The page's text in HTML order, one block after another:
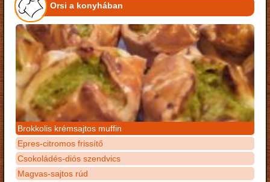
Orsi a konyhában
Brokkolis krémsajtos muffin
Epres-citromos frissítő
Csokoládés-diós szendvics
Magvas-sajtos rúd